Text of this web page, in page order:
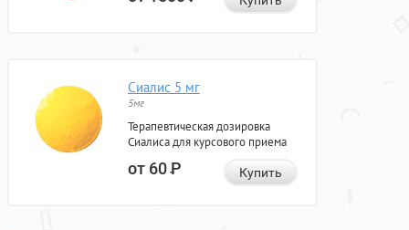
Сиалис 5 мг
5мг
Терапевтическая дозировка
Сиалиса для курсового приема
от 60Р Купить